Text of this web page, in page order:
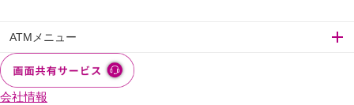
ATMメニュー
会社情報